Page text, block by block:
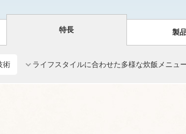
特長 製
術 ライフスタイルに合わせた多様な炊飯メニュ